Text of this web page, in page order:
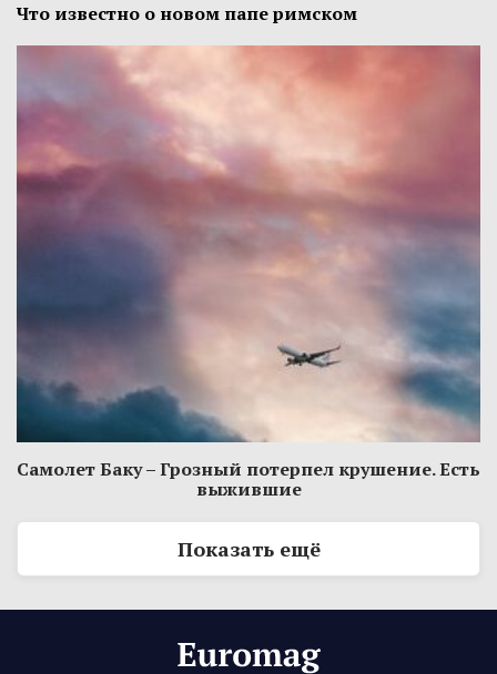
Что известно о новом папе римском
Самолет Баку – Грозный потерпел крушение. Есть
выжившие
Показать ещё